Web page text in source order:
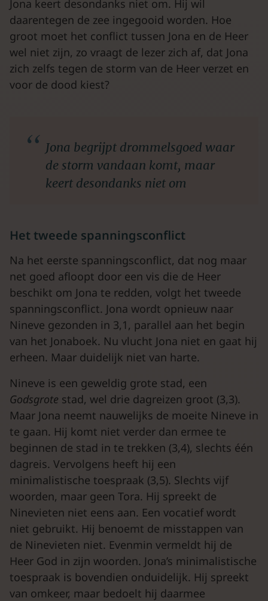
Jona keert desondanks niet om. Hij wil
daarentegen de zee ingegooid worden. Hoe
groot moet het conflict tussen Jona en de Heer
wel niet zijn, zo vraagt de lezer zich af, dat Jona
zich zelfs tegen de storm van de Heer verzet en
voor de dood kiest?
Jona begrijpt drommelsgoed waar
de storm vandaan komt, maar
keert desondanks niet om
Het tweede spanningsconflict
Na het eerste spanningsconflict, dat nog maar
net goed afloopt door een vis die de Heer
beschikt om Jona te redden, volgt het tweede
spanningsconflict. Jona wordt opnieuw naar
Nineve gezonden in 3,1, parallel aan het begin
van het Jonaboek. Nu vlucht Jona niet en gaat hij
erheen. Maar duidelijk niet van harte.
Nineve is een geweldig grote stad, een
Godsgrote stad, wel drie dagreizen groot (3,3).
Maar Jona neemt nauwelijks de moeite Nineve in
te gaan. Hij komt niet verder dan ermee te
beginnen de stad in te trekken (3,4), slechts één
dagreis. Vervolgens heeft hij een
minimalistische toespraak (3,5). Slechts vijf
woorden, maar geen Tora. Hij spreekt de
Ninevieten niet eens aan. Een vocatief wordt
niet gebruikt. Hij benoemt de misstappen van
de Ninevieten niet. Evenmin vermeldt hij de
Heer God in zijn woorden. Jona’s minimalistische
toespraak is bovendien onduidelijk. Hij spreekt
van omkeer, maar bedoelt hij daarmee